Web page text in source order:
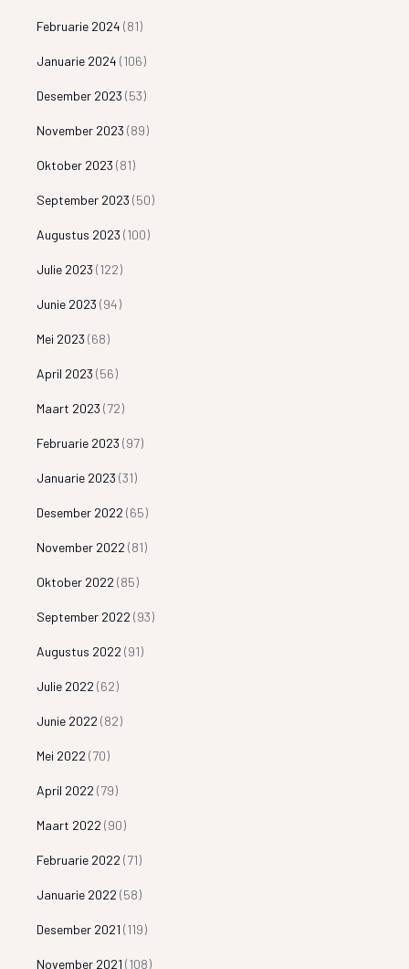
Februarie 2024 (81)
Januarie 2024 (106)
Desember 2023 (53)
November 2023 (89)
Oktober 2023 (81)
September 2023 (50)
Augustus 2023 (100)
Julie 2023 (122)
Junie 2023 (94)
Mei 2023 (68)
April 2023 (56)
Maart 2023 (72)
Februarie 2023 (97)
Januarie 2023 (31)
Desember 2022 (65)
November 2022 (81)
Oktober 2022 (85)
September 2022 (93)
Augustus 2022 (91)
Julie 2022 (62)
Junie 2022 (82)
Mei 2022 (70)
April 2022 (79)
Maart 2022 (90)
Februarie 2022 (71)
Januarie 2022 (58)
Desember 2021 (119)
November 2021 (108)